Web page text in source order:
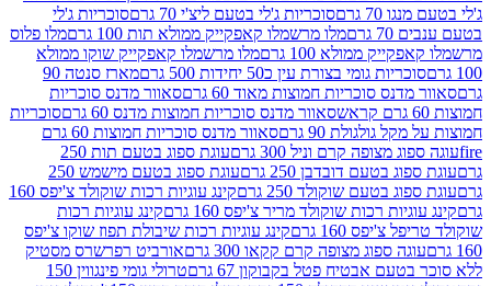
גרם
סוכריות ג'לי בטעם ליצ'י 70 גרם
סוכריות ג'לי
מלו מרשמלו קאפקייק ממולא תות 100 גרם
מלו פלוס
ממולא 100 גרם
מלו מרשמלו קאפקייק שוקו ממולא
גומי בצורת עין כ50 יחידות 500 גרם
מארז סנטה 90
סוכריות חמוצות מאוד 60 גרם
סאוור מדנס סוכריות
סאוור מדנס סוכריות חמוצות מדנס 60 גרם
סוכריות
גולגולת 90 גרם
סאוור מדנס סוכריות חמוצות 60 גרם
מצופה קרם וניל 300 גרם
עוגת ספוג בטעם תות 250
בטעם דובדבן 250 גרם
עוגת ספוג בטעם מישמש 250
בטעם שוקולד 250 גרם
קינג עוגיות רכות שוקולד צ'יפס 160
רכות שוקולד מריר צ'יפס 160 גרם
קינג עוגיות רכות
160 גרם
קינג עוגיות רכות שיבולת תפוז שוקו צ'יפס
ספוג מצופה קרם קקאו 300 גרם
אורביט רפרשרס מסטיק
אבטיח פטל בקבוקון 67 גרם
טרולי גומי פינגווין 150